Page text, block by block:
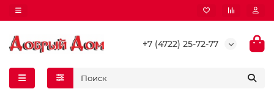
+7 (4722) 25-72-77